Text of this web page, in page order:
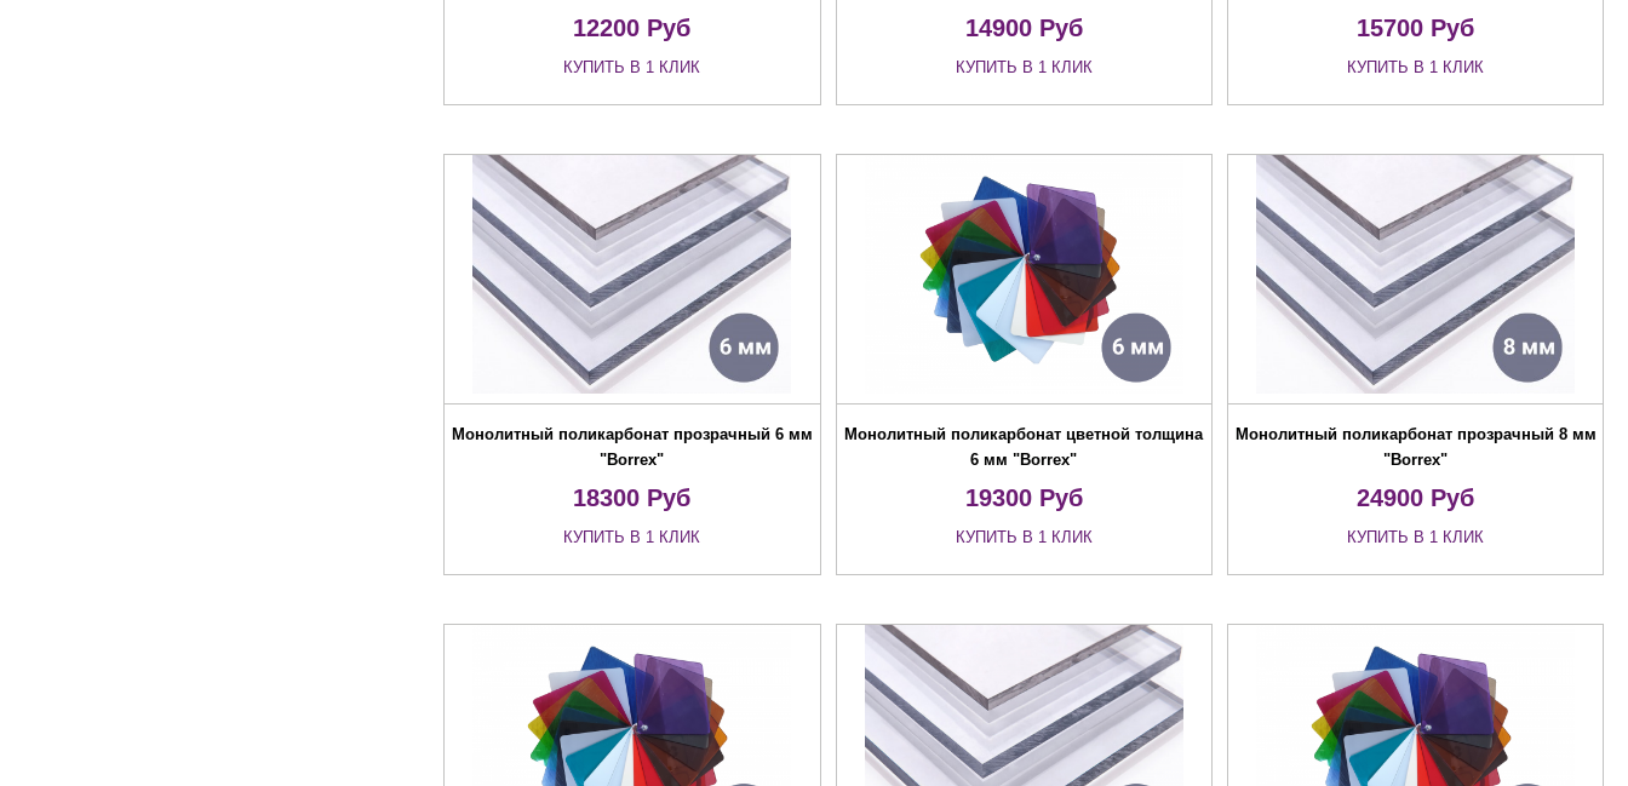
12200 Руб
КУПИТЬ В 1 КЛИК
14900Руб
КУПИТЬ В 1 КЛИК
15700 Руб
КУПИТЬ В 1 КЛИК
Монолитный поликарбонат прозрачный 6 мм
"Borrex"
18300 Руб
КУПИТЬ В 1 КЛИК
Монолитный поликарбонат цветной толщина
6 мм "Borrex"
19300Руб
КУПИТЬ В 1 КЛИК
Монолитный поликарбонат прозрачный 8 мм
"Borrex"
24900 Руб
КУПИТЬ В 1 КЛИК